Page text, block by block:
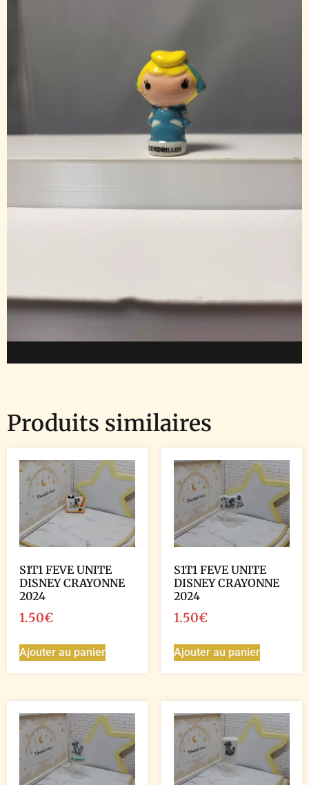
Produits similaires
S1T1 FEVE UNITE
DISNEY CRAYONNE
2024
1.50€
Ajouter au panier
S1T1 FEVE UNITE
DISNEY CRAYONNE
2024
1.50€
Ajouter au panier